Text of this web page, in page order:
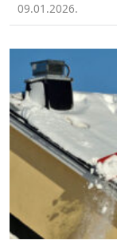
09.01.2026.